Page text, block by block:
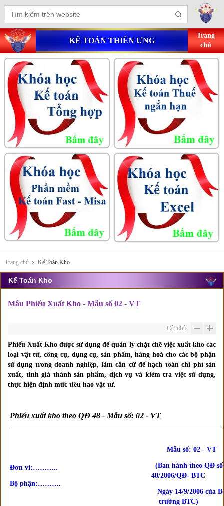
KẾ TOÁN THIÊN ƯNG
Trang
chủ
Trang chủ Kế Toán Kho
Kế Toán Kho
Mẫu Phiếu Xuất Kho - Mẫu số 02 - VT
Cỡ chữ
Phiếu Xuất Kho được sử dụng để quản lý chặt chẽ việc xuất kho các
loại vật tư, công cụ, dụng cụ, sản phẩm, hàng hoá cho các bộ phận
sử dụng trong doanh nghiệp, làm căn cứ để hạch toán chi phí sản
xuất, tính giá thành sản phẩm, dịch vụ và kiẻm tra việc sử dụng,
thực hiện định mức tiêu hao vật tư.
Phiếu xuất kho theo QĐ 48 - Mẫu số: 02 - VT
Đơn vi:………..
Bộ phận:……….
Mẫu số: 02 - VT
(Ban hành theo QĐ
48/2006/QĐ- BTC
Ngày 14/9/2006 của
trưởng BTC)